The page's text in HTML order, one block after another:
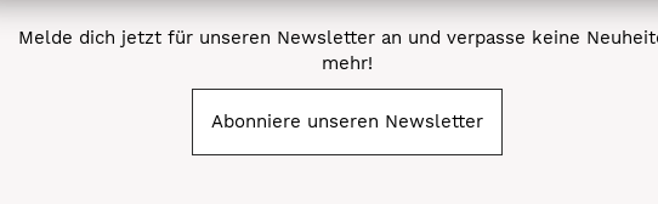
Melde dich jetzt für unseren Newsletter an und verpasse keine
mehr!
Abonniere unseren Newsletter